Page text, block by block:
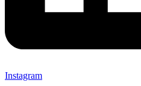
Instagram